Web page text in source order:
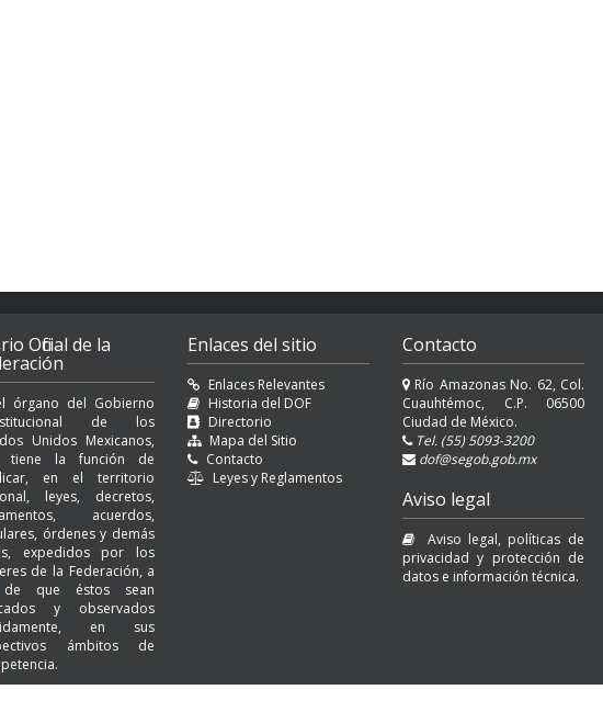
Oficial de la
órgano del Gobierno
de los
Unidos Mexicanos,
tiene la función de
en el territorio
leyes, decretos,
acuerdos,
órdenes y demás
expedidos por los
de la Federación, a
que éstos sean
y observados
en sus
ámbitos de
Enlaces del sitio
Enlaces Relevantes
Historia del DOF
Directorio
Mapa del Sitio
Contacto
Leyes y Reglamentos
Contacto
Río Amazonas No. 62, Col.
Cuauhtémoc, C.P. 06500
Ciudad de México.
Tel. (55) 5093-3200
dof@segob.gob.mx
Aviso legal
Aviso legal, políticas de
privacidad y protección de
datos e información técnica.